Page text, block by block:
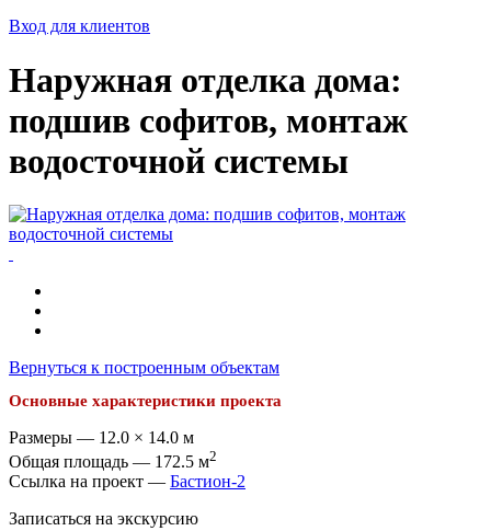
Вход для клиентов
Наружная отделка дома:
подшив софитов, монтаж
водосточной системы
Вернуться к построенным объектам
Основные характеристики проекта
Размеры — 12.0 × 14.0 м
Общая площадь — 172.5 м2
Ссылка на проект — Бастион-2
Записаться на экскурсию